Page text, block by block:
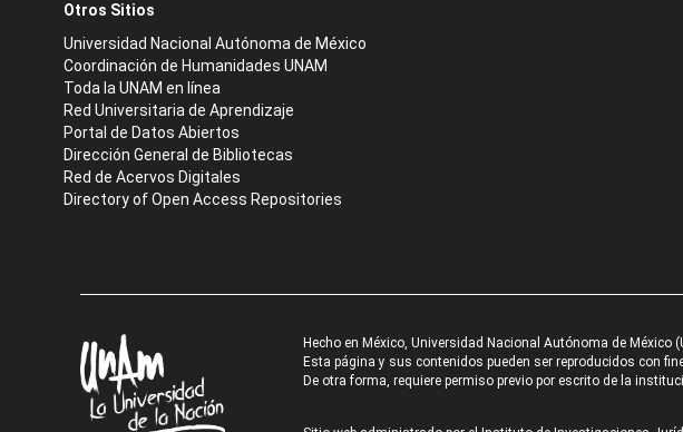
Otros Sitios
Universidad Nacional Autónoma de México
Coordinación de Humanidades UNAM
Toda la UNAM en línea
Red Universitaria de Aprendizaje
Portal de Datos Abiertos
Dirección General de Bibliotecas
Red de Acervos Digitales
Directory of Open Access Repositories
Hecho en México, Universidad Nacional Autónoma de México
Esta página y sus contenidos pueden ser reproducidos con
De otra forma, requiere permiso previo por escrito de la